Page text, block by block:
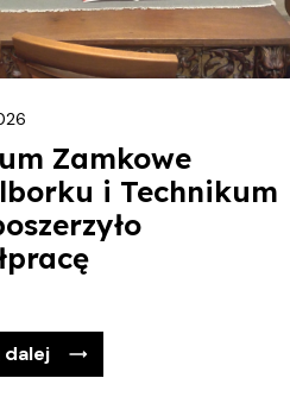
Zamkowe
i Technikum